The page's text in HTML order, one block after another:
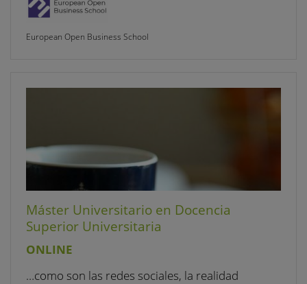
European Open Business School
Máster Universitario en Docencia
Superior Universitaria
ONLINE
…como son las redes sociales, la realidad